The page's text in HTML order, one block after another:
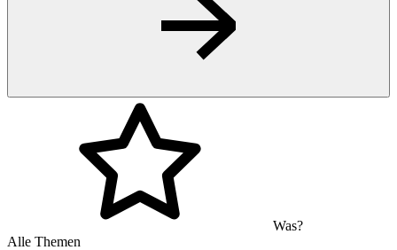
Was?
Alle Themen